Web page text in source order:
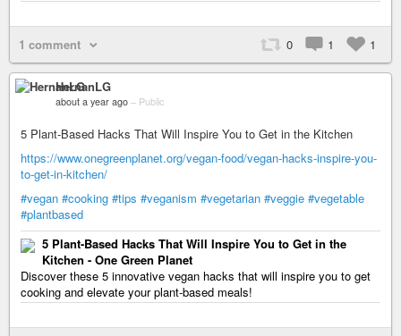
1 comment 0 1 1
HernanLG
about a year ago – Public
5 Plant-Based Hacks That Will Inspire You to Get in the Kitchen
https://www.onegreenplanet.org/vegan-food/vegan-hacks-inspire-you-
to-get-in-kitchen/
#vegan #cooking #tips #veganism #vegetarian #veggie #vegetable
#plantbased
5 Plant-Based Hacks That Will Inspire You to Get in the
Kitchen - One Green Planet
Discover these 5 innovative vegan hacks that will inspire you to get
cooking and elevate your plant-based meals!